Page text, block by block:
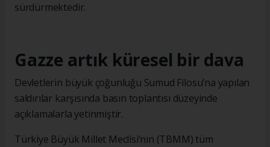
sürdürmektedir.
Gazze artık küresel bir dava
Devletlerin büyük çoğunluğu Sumud Filosu’na yapılan
saldırılar karşısında basın toplantısı düzeyinde
açıklamalarla yetinmiştir.
Türkiye Büyük Millet Meclisi’nin (TBMM) tüm